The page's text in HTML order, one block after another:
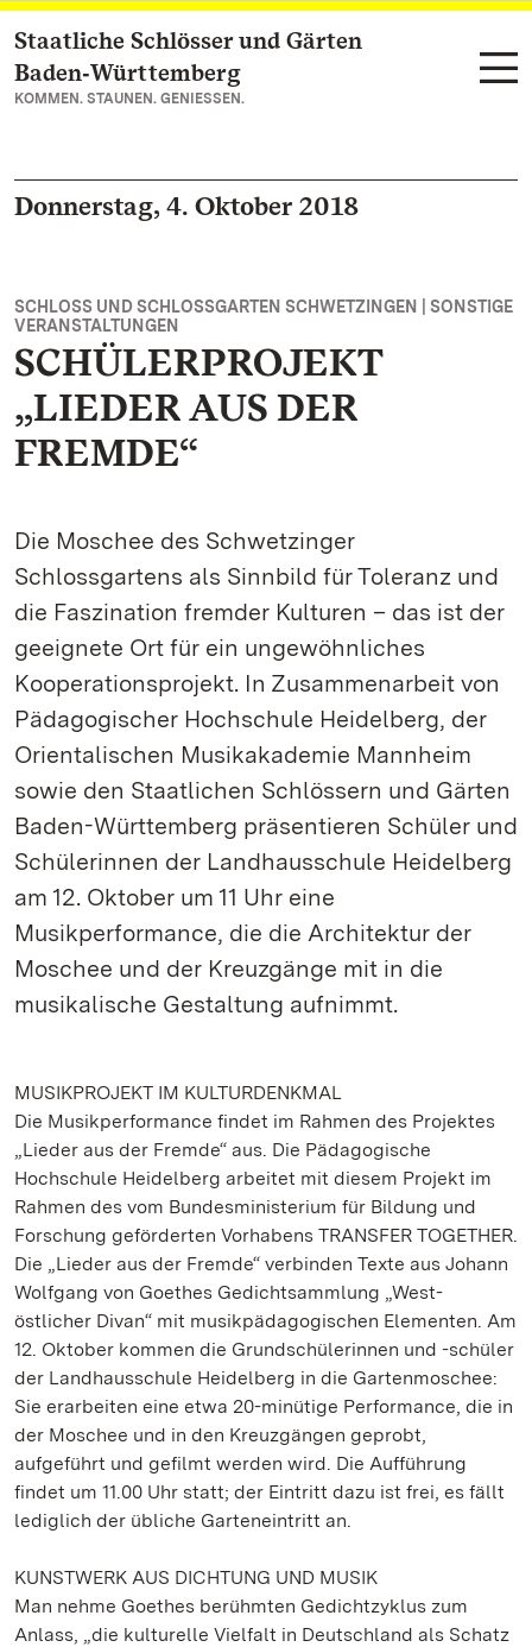
Zum Hauptinhalt springen
Staatliche Schlösser und Gärten
Baden‑Württemberg
KOMMEN. STAUNEN. GENIESSEN.
Donnerstag, 4. Oktober 2018
SCHLOSS UND SCHLOSSGARTEN SCHWETZINGEN | SONSTIGE
VERANSTALTUNGEN
SCHÜLERPROJEKT
„LIEDER AUS DER
FREMDE“
Die Moschee des Schwetzinger
Schlossgartens als Sinnbild für Toleranz und
die Faszination fremder Kulturen – das ist der
geeignete Ort für ein ungewöhnliches
Kooperationsprojekt. In Zusammenarbeit von
Pädagogischer Hochschule Heidelberg, der
Orientalischen Musikakademie Mannheim
sowie den Staatlichen Schlössern und Gärten
Baden-Württemberg präsentieren Schüler und
Schülerinnen der Landhausschule Heidelberg
am 12. Oktober um 11 Uhr eine
Musikperformance, die die Architektur der
Moschee und der Kreuzgänge mit in die
musikalische Gestaltung aufnimmt.
MUSIKPROJEKT IM KULTURDENKMAL
Die Musikperformance findet im Rahmen des Projektes
„Lieder aus der Fremde“ aus. Die Pädagogische
Hochschule Heidelberg arbeitet mit diesem Projekt im
Rahmen des vom Bundesministerium für Bildung und
Forschung geförderten Vorhabens TRANSFER TOGETHER.
Die „Lieder aus der Fremde“ verbinden Texte aus Johann
Wolfgang von Goethes Gedichtsammlung „West-
östlicher Divan“ mit musikpädagogischen Elementen. Am
12. Oktober kommen die Grundschülerinnen und -schüler
der Landhausschule Heidelberg in die Gartenmoschee:
Sie erarbeiten eine etwa 20-minütige Performance, die in
der Moschee und in den Kreuzgängen geprobt,
aufgeführt und gefilmt werden wird. Die Aufführung
findet um 11.00 Uhr statt; der Eintritt dazu ist frei, es fällt
lediglich der übliche Garteneintritt an.
KUNSTWERK AUS DICHTUNG UND MUSIK
Man nehme Goethes berühmten Gedichtzyklus zum
Anlass, „die kulturelle Vielfalt in Deutschland als Schatz